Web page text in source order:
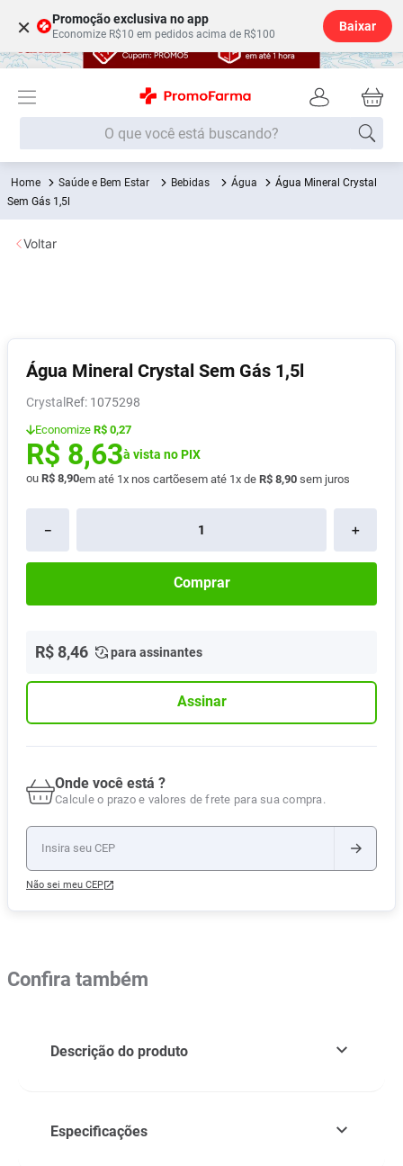
× Promoção exclusiva no app
Economize R$10 em pedidos acima de R$100
Baixar
O que você está buscando?
Saúde e Bem Estar Bebidas Água
Água Mineral Crystal
Sem Gás 1,5l
Água Mineral Crystal Sem Gás 1,5l
Crystal : 1075298
Economize R$ 0,27
R$ 8,63à vista no PIX
ou R$ 8,90em até 1x nos cartõesem até 1x de R$ 8,90 sem juros
＋
－
Comprar
R$8,46 para assinantes
Assinar
Onde você está ?
Calcule o prazo e valores de frete para sua compra.
Não sei meu CEP
Voltar
Confira também
Descrição do produto
Especificações
Termos mais buscados
1º Fralda
2
5º Fralda G
6º Desodorante
7º Shampoo
8º Pampers Confort Sec
9 Vitamina D
10º Soro Fisiológico